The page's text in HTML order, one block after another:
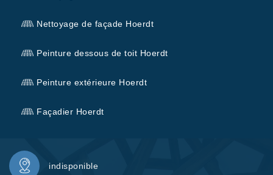
Nettoyage de façade Hoerdt
Peinture dessous de toit Hoerdt
Peinture extérieure Hoerdt
Façadier Hoerdt
indisponible